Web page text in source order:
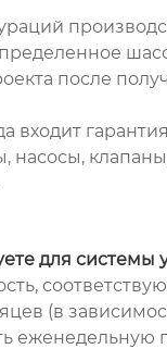
после
для системы
(в